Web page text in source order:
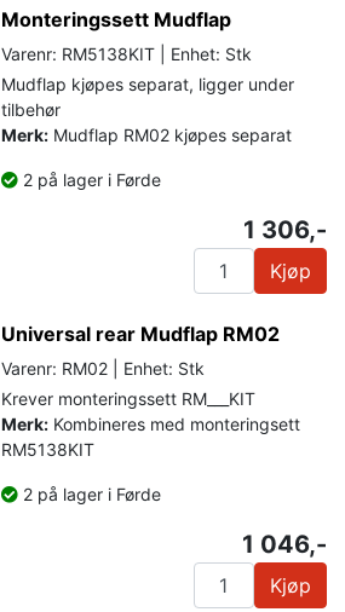
Monteringssett Mudflap
Varenr: RM5138KIT | Enhet: Stk
Mudflap kjøpes separat, ligger under
tilbehør
Merk: Mudflap RM02 kjøpes separat
2 på lager i Førde
1 306,-
Kjøp
Universal rear Mudflap RM02
Varenr: RM02 | Enhet: Stk
Krever monteringssett RM___KIT
Merk: Kombineres med monteringsett
RM5138KIT
2 på lager i Førde
1 046,-
Kjøp